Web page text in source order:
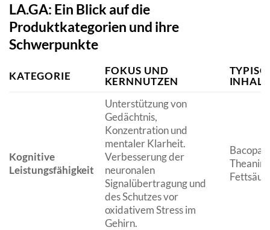
LA.GA: Ein Blick auf die
Produktkategorien und ihre
Schwerpunkte
KATEGORIE
FOKUS UND
KERNNUTZEN
Kognitive
Leistungsfähigkeit
Unterstützung von
Gedächtnis,
Konzentration und
mentaler Klarheit.
Verbesserung der
neuronalen
Signalübertragung und
des Schutzes vor
oxidativem Stress im
Gehirn.
Bacopa